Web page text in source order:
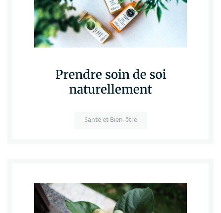
Prendre soin de soi
naturellement
Santé et Bien-être